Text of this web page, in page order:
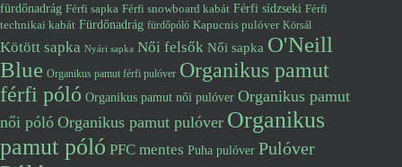
fürdőnadrág Férfi sapka Férfi snowboard kabát Férfi sídzseki Férfi
technikai kabát Fürdőnadrág fürdőpóló Kapucnis pulóver Körsál
Kötött sapka Nyári sapka Női felsők Női sapka O'Neill
Blue Organikus pamut férfi pulóver Organikus pamut
férfi póló Organikus pamut női pulóver Organikus pamut
női póló Organikus pamut pulóver Organikus
pamut póló PFC mentes Puha pulóver Pulóver